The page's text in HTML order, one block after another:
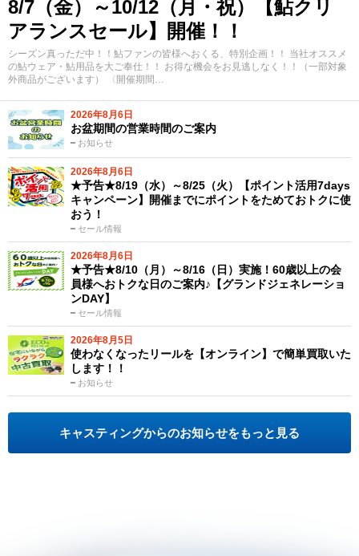
8/7（金）～10/12（月・祝）【鮎クリ
アランスセール】開催！！
シーズン真っただ中！！鮎ファンの皆様へおくる、特別企画！！ 当社オススメ
の鮎ウェア・鮎用品を大ご奉仕！！ お得な機会をお見逃しなく！！（一部対象
外商品がございます） 〈開催期間…
2026年8月6日
お知らせ
お盆期間の営業時間のご案内
2026年8月6日
セール情報
★予告★8/19（水）～8/25（火）【ポイント活用7days
キャンペーン】開催までにポイントをためておトクに使
おう！
2026年8月6日
セール情報
★予告★8/10（月）～8/16（日）実施！60歳以上の会
員様へおトクな日のご案内♪【グランドジェネレーショ
ンDAY】
2026年8月5日
お知らせ
使わなくなったリールを【オンライン】で簡単買取いた
します！！
キャスティングからのお知らせをもっと見る